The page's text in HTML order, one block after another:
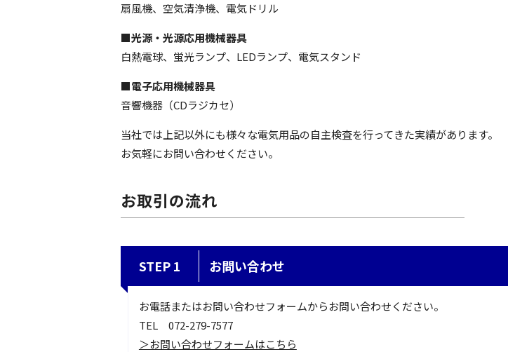
扇風機、空気清浄機、電気ドリル
■光源・光源応用機械器具
白熱電球、蛍光ランプ、LEDランプ、電気スタンド
■電子応用機械器具
音響機器（CDラジカセ）
当社では上記以外にも様々な電気用品の自主検査を行ってきた実績があります。
お気軽にお問い合わせください。
お取引の流れ
STEP 1 お問い合わせ
お電話またはお問い合わせフォームからお問い合わせください。
TEL 072-279-7577
＞お問い合わせフォームはこちら